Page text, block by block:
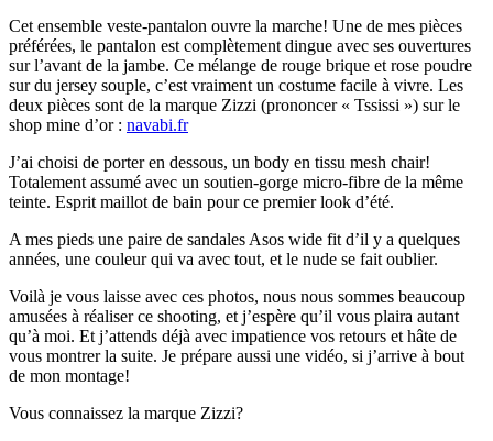
Cet ensemble veste-pantalon ouvre la marche! Une de mes pièces
préférées, le pantalon est complètement dingue avec ses ouvertures
sur l’avant de la jambe. Ce mélange de rouge brique et rose poudre
sur du jersey souple, c’est vraiment un costume facile à vivre. Les
deux pièces sont de la marque Zizzi (prononcer « Tssissi ») sur le
shop mine d’or : navabi.fr
J’ai choisi de porter en dessous, un body en tissu mesh chair!
Totalement assumé avec un soutien-gorge micro-fibre de la même
teinte. Esprit maillot de bain pour ce premier look d’été.
A mes pieds une paire de sandales Asos wide fit d’il y a quelques
années, une couleur qui va avec tout, et le nude se fait oublier.
Voilà je vous laisse avec ces photos, nous nous sommes beaucoup
amusées à réaliser ce shooting, et j’espère qu’il vous plaira autant
qu’à moi. Et j’attends déjà avec impatience vos retours et hâte de
vous montrer la suite. Je prépare aussi une vidéo, si j’arrive à bout
de mon montage!
Vous connaissez la marque Zizzi?